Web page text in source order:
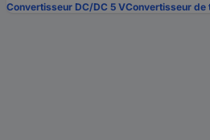
Convertisseur DC/DC 5 VConvertisseur de